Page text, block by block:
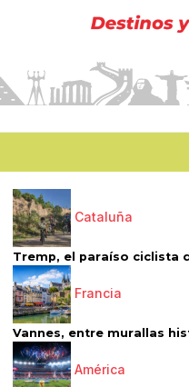
Cataluña
Tremp, el paraíso ciclista
Francia
Vannes, entre murallas
América